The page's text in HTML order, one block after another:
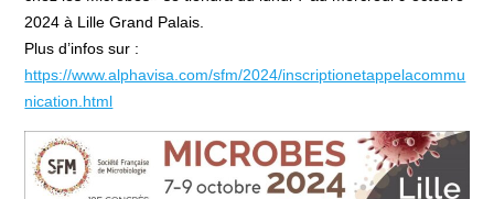
2024 à Lille Grand Palais.
Plus d’infos sur :
https://www.alphavisa.com/sfm/2024/inscriptionetappelacommu
nication.html